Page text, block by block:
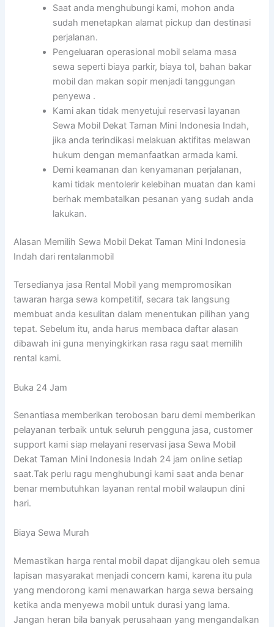
Saat anda menghubungi kami, mohon anda
sudah menetapkan alamat pickup dan destinasi
perjalanan.
Pengeluaran operasional mobil selama masa
sewa seperti biaya parkir, biaya tol, bahan bakar
mobil dan makan sopir menjadi tanggungan
penyewa .
Kami akan tidak menyetujui reservasi layanan
Sewa Mobil Dekat Taman Mini Indonesia Indah,
jika anda terindikasi melakuan aktifitas melawan
hukum dengan memanfaatkan armada kami.
Demi keamanan dan kenyamanan perjalanan,
kami tidak mentolerir kelebihan muatan dan kami
berhak membatalkan pesanan yang sudah anda
lakukan.
Alasan Memilih Sewa Mobil Dekat Taman Mini Indonesia
Indah dari rentalanmobil
Tersedianya jasa Rental Mobil yang mempromosikan
tawaran harga sewa kompetitif, secara tak langsung
membuat anda kesulitan dalam menentukan pilihan yang
tepat. Sebelum itu, anda harus membaca daftar alasan
dibawah ini guna menyingkirkan rasa ragu saat memilih
rental kami.
Buka 24 Jam
Senantiasa memberikan terobosan baru demi memberikan
pelayanan terbaik untuk seluruh pengguna jasa, customer
support kami siap melayani reservasi jasa Sewa Mobil
Dekat Taman Mini Indonesia Indah 24 jam online setiap
saat.Tak perlu ragu menghubungi kami saat anda benar
benar membutuhkan layanan rental mobil walaupun dini
hari.
Biaya Sewa Murah
Memastikan harga rental mobil dapat dijangkau oleh semua
lapisan masyarakat menjadi concern kami, karena itu pula
yang mendorong kami menawarkan harga sewa bersaing
ketika anda menyewa mobil untuk durasi yang lama.
Jangan heran bila banyak perusahaan yang mengandalkan